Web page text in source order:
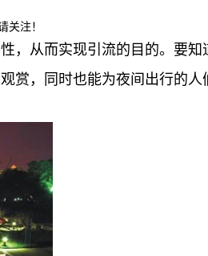
注！
，从而实现引流的目的。要
赏，同时也能为夜间出行的